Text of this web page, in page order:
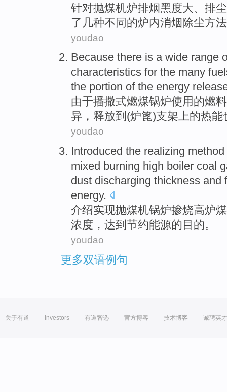
针对抛煤机炉排烟黑度大、排
了 几种不同 的炉内消烟除尘方法
youdao
Because there is a wide range
characteristics for the many
the portion ofthe energy
由于播撒式燃煤锅炉使用 的燃料
异， 释放到(炉篦)支架上的热能
youdao
Introduced the realizing method
mixed burning high boiler coal
dust discharging thickness and
energy.
介绍实现抛煤机锅炉掺烧高炉
浓度 ，达到 节约能源的 目的。
youdao
更多双语例句
关于有道 Investors 有道智选 官方博客 技术博客 诚聘英才